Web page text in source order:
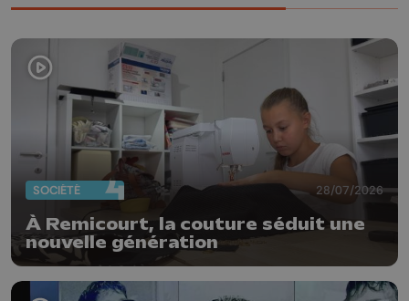
SOCIÉTÉ 28/07/2026
À Remicourt, la couture séduit une
nouvelle génération